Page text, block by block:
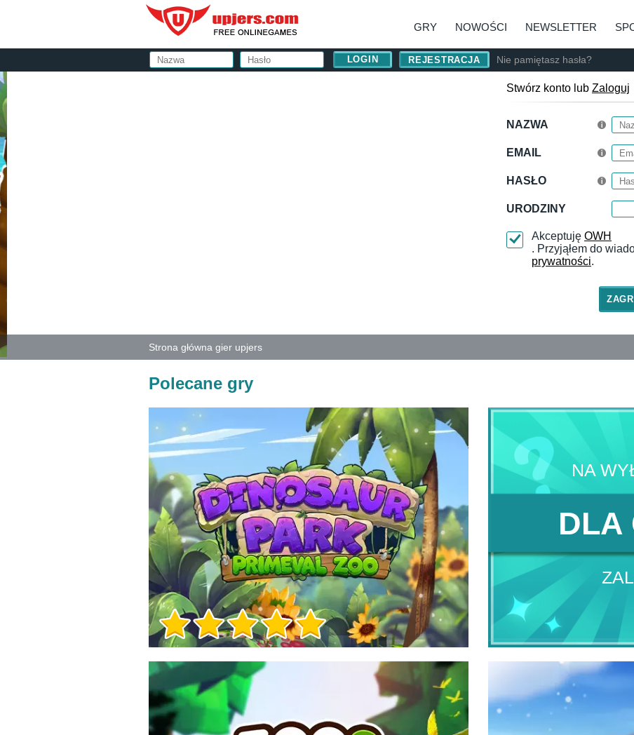
GRY NOWOŚCI NEWSLETTER
REJESTRACJA Nie pamiętasz hasła?
Stwórz konto lub Zaloguj
NAZWA
EMAIL
HASŁO
URODZINY
Akceptuję OWH
. Przyjąłem do
prywatności.
Strona główna gier upjers
Polecane gry
NA
DLA